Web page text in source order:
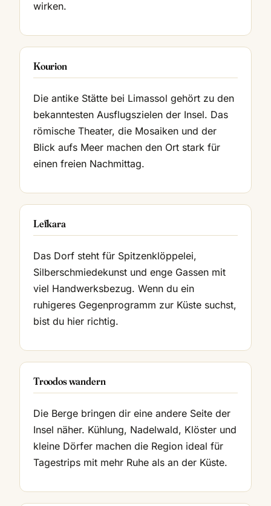
wirken.
Kourion
Die antike Stätte bei Limassol gehört zu den
bekanntesten Ausflugszielen der Insel. Das
römische Theater, die Mosaiken und der
Blick aufs Meer machen den Ort stark für
einen freien Nachmittag.
Lefkara
Das Dorf steht für Spitzenklöppelei,
Silberschmiedekunst und enge Gassen mit
viel Handwerksbezug. Wenn du ein
ruhigeres Gegenprogramm zur Küste suchst,
bist du hier richtig.
Troodos wandern
Die Berge bringen dir eine andere Seite der
Insel näher. Kühlung, Nadelwald, Klöster und
kleine Dörfer machen die Region ideal für
Tagestrips mit mehr Ruhe als an der Küste.